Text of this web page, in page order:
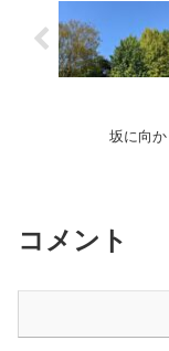
坂に向
コメント